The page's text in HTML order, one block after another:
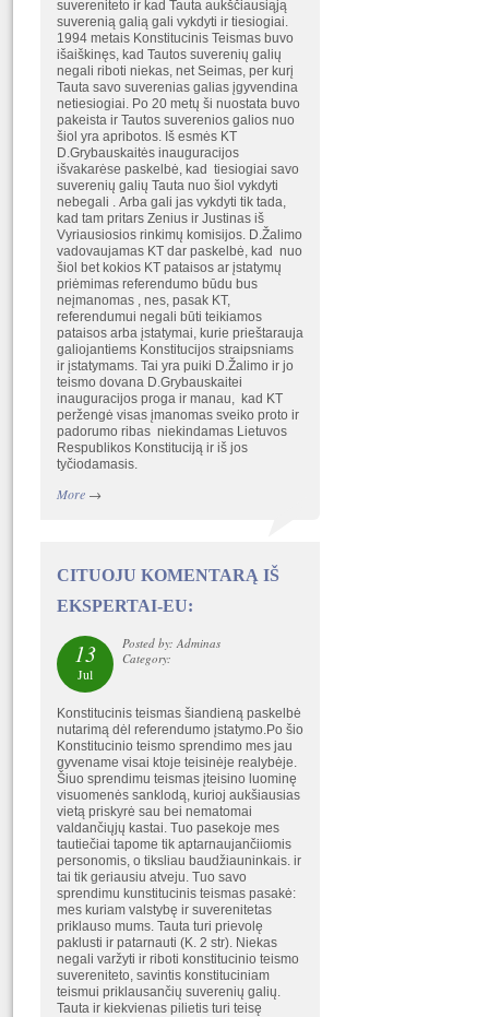
suvereniteto ir kad Tauta aukščiausiąją
suverenią galią gali vykdyti ir tiesiogiai.
1994 metais Konstitucinis Teismas buvo
išaiškinęs, kad Tautos suverenių galių
negali riboti niekas, net Seimas, per kurį
Tauta savo suverenias galias įgyvendina
netiesiogiai. Po 20 metų ši nuostata buvo
pakeista ir Tautos suverenios galios nuo
šiol yra apribotos. Iš esmės KT
D.Grybauskaitės inauguracijos
išvakarėse paskelbė, kad tiesiogiai savo
suverenių galių Tauta nuo šiol vykdyti
nebegali . Arba gali jas vykdyti tik tada,
kad tam pritars Zenius ir Justinas iš
Vyriausiosios rinkimų komisijos. D.Žalimo
vadovaujamas KT dar paskelbė, kad nuo
šiol bet kokios KT pataisos ar įstatymų
priėmimas referendumo būdu bus
neįmanomas , nes, pasak KT,
referendumui negali būti teikiamos
pataisos arba įstatymai, kurie prieštarauja
galiojantiems Konstitucijos straipsniams
ir įstatymams. Tai yra puiki D.Žalimo ir jo
teismo dovana D.Grybauskaitei
inauguracijos proga ir manau, kad KT
peržengė visas įmanomas sveiko proto ir
padorumo ribas niekindamas Lietuvos
Respublikos Konstituciją ir iš jos
tyčiodamasis.
More→
CITUOJU KOMENTARĄ IŠ
EKSPERTAI-EU:
13
Jul
Posted by: Adminas
Category:
Konstitucinis teismas šiandieną paskelbė
nutarimą dėl referendumo įstatymo.Po šio
Konstitucinio teismo sprendimo mes jau
gyvename visai ktoje teisinėje realybėje.
Šiuo sprendimu teismas įteisino luominę
visuomenės sanklodą, kurioj aukšiausias
vietą priskyrė sau bei nematomai
valdančiųjų kastai. Tuo pasekoje mes
tautiečiai tapome tik aptarnaujančiiomis
personomis, o tiksliau baudžiauninkais. ir
tai tik geriausiu atveju. Tuo savo
sprendimu kunstitucinis teismas pasakė:
mes kuriam valstybę ir suverenitetas
priklauso mums. Tauta turi prievolę
paklusti ir patarnauti (K. 2 str). Niekas
negali varžyti ir riboti konstitucinio teismo
suvereniteto, savintis konstituciniam
teismui priklausančių suverenių galių.
Tauta ir kiekvienas pilietis turi teisę